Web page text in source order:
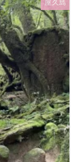
屋久島